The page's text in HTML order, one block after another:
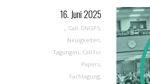
16. Juni 2025
, Call, DNGPS,
Neuigkeiten,
Tagungen, Call for
Papers,
Fachtagung,